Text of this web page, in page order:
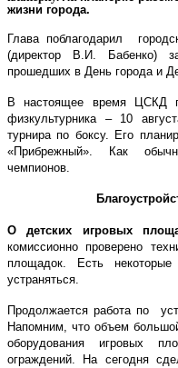
жизни города.
Глава поблагодарил
(директор В.И. Бабенко)
прошедших в День города и
В настоящее время ЦСКД
физкультурника – 10
турнира по боксу. Его
«Прибрежный». Как
чемпионов.
О детских игровых
комиссионно проверено
площадок. Есть
устраняться.
Продолжается работа по
Напомним, что объем
оборудования игровых
ограждений. На сегодня